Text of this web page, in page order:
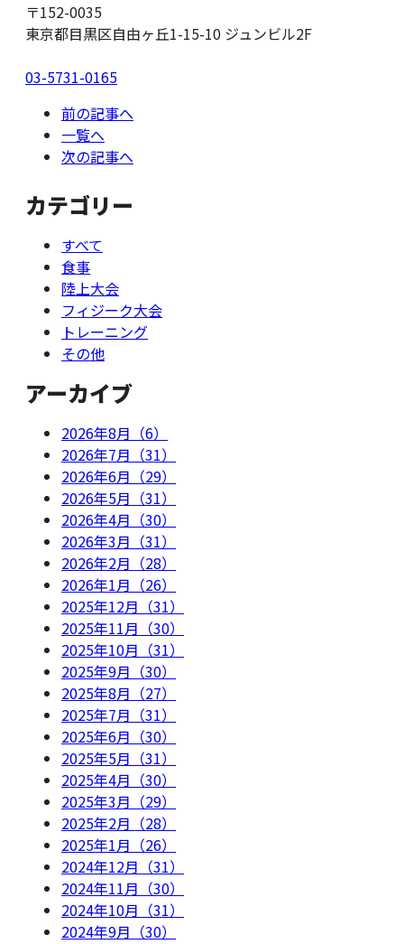
〒152-0035
東京都目黒区自由ヶ丘1-15-10 ジュンビル2F
03-5731-0165
前の記事へ
一覧へ
次の記事へ
カテゴリー
すべて
食事
陸上大会
フィジーク大会
トレーニング
その他
アーカイブ
2026年8月（6）
2026年7月（31）
2026年6月（29）
2026年5月（31）
2026年4月（30）
2026年3月（31）
2026年2月（28）
2026年1月（26）
2025年12月（31）
2025年11月（30）
2025年10月（31）
2025年9月（30）
2025年8月（27）
2025年7月（31）
2025年6月（30）
2025年5月（31）
2025年4月（30）
2025年3月（29）
2025年2月（28）
2025年1月（26）
2024年12月（31）
2024年11月（30）
2024年10月（31）
2024年9月（30）